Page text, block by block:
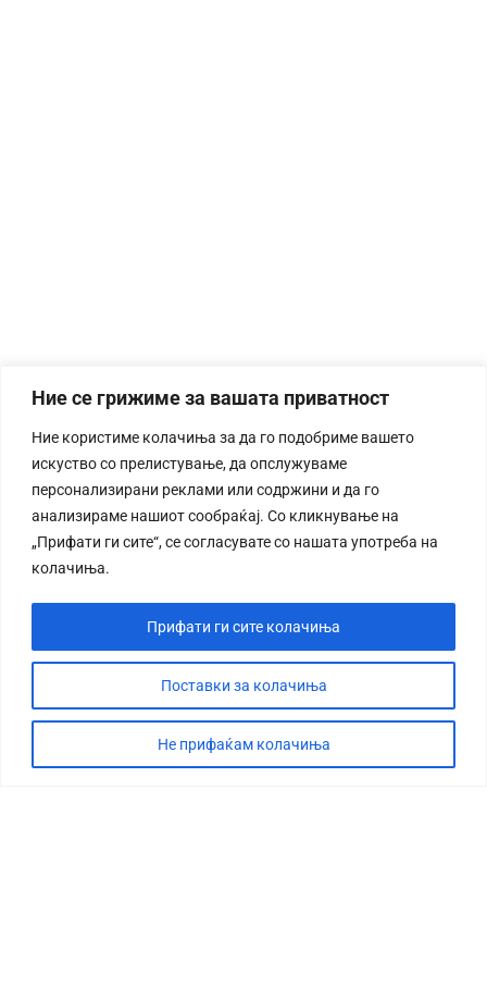
Ние се грижиме за вашата приватност
Ние користиме колачиња за да го подобриме вашето
искуство со прелистување, да опслужуваме
персонализирани реклами или содржини и да го
анализираме нашиот сообраќај. Со кликнување на
„Прифати ги сите“, се согласувате со нашата употреба на
колачиња.
Поставки за колачиња
Не прифаќам колачиња
Прифати ги сите колачиња
СТОРИЈА
ДЕБАТА